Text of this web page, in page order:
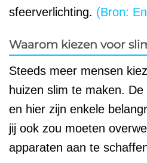
sfeerverlichting. (Bron:
Waarom kiezen voor
Steeds meer mensen
huizen slim te maken.
en hier zijn enkele
jij ook zou moeten
apparaten aan te